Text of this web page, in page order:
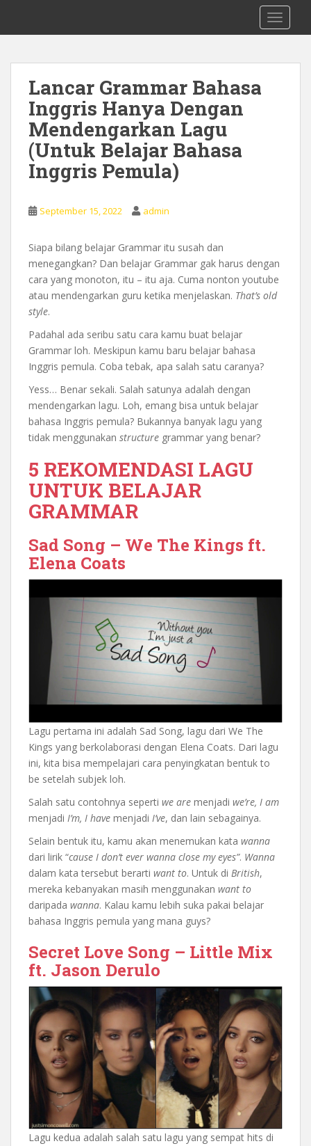
i
0878 8705 9305 Kursus Bahasa Inggis
dari Dasar Untuk Pemula Mataram
Lancar Grammar Bahasa
Inggris Hanya Dengan
Mendengarkan Lagu
(Untuk Belajar Bahasa
Inggris Pemula)
September 15, 2022 admin
Siapa bilang belajar Grammar itu susah dan
menegangkan? Dan belajar Grammar gak harus dengan
cara yang monoton, itu – itu aja. Cuma nonton youtube
atau mendengarkan guru ketika menjelaskan. That’s old
style.
Padahal ada seribu satu cara kamu buat belajar
Grammar loh. Meskipun kamu baru belajar bahasa
Inggris pemula. Coba tebak, apa salah satu caranya?
Yess… Benar sekali. Salah satunya adalah dengan
mendengarkan lagu. Loh, emang bisa untuk belajar
bahasa Inggris pemula? Bukannya banyak lagu yang
tidak menggunakan structure grammar yang benar?
5 REKOMENDASI LAGU
UNTUK BELAJAR
GRAMMAR
Sad Song – We The Kings ft.
Elena Coats
Lagu pertama ini adalah Sad Song, lagu dari We The
Kings yang berkolaborasi dengan Elena Coats. Dari lagu
ini, kita bisa mempelajari cara penyingkatan bentuk to
be setelah subjek loh.
Salah satu contohnya seperti we are menjadi we’re, I am
menjadi I’m, I have menjadi I’ve, dan lain sebagainya.
Selain bentuk itu, kamu akan menemukan kata wanna
dari lirik “cause I don’t ever wanna close my eyes”. Wanna
dalam kata tersebut berarti want to. Untuk di British,
mereka kebanyakan masih menggunakan want to
daripada wanna. Kalau kamu lebih suka pakai belajar
bahasa Inggris pemula yang mana guys?
Secret Love Song – Little Mix
ft. Jason Derulo
Lagu kedua adalah salah satu lagu yang sempat hits di